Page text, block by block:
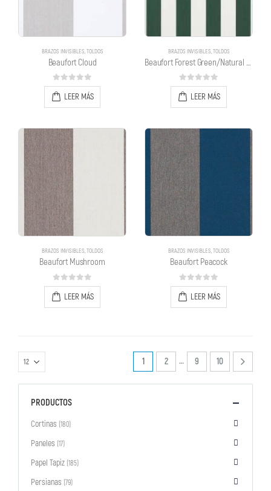
BRAZOS INVISIBLES,TOLDOS
Beaufort Cloud
0out of 5
LEER MÁS
BRAZOS INVISIBLES,TOLDOS
Beaufort Forest Green/Natural 6 Bar
0out of 5
LEER MÁS
BRAZOS INVISIBLES,TOLDOS
Beaufort Mushroom
0out of 5
LEER MÁS
BRAZOS INVISIBLES,TOLDOS
Beaufort Peacock
0out of 5
LEER MÁS
1 2 … 9 10
PRODUCTOS
Cortinas (180)
Paneles (17)
Papel Tapiz (185)
Persianas (79)